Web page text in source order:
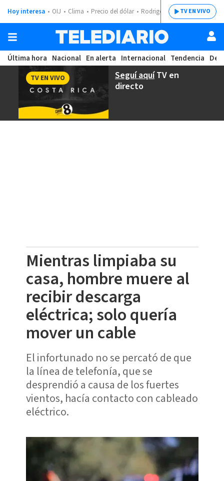
Hoy interesa OIJ Clima Precio del dólar Rodrigo ChavesTV EN VIVO
Última hora Nacional En alerta Internacional Tendencia
Seguí aquíTV en
directo
TV EN VIVO
Mientras limpiaba su
casa, hombre muere al
recibir descarga
eléctrica; solo quería
mover un cable
El infortunado no se percató de que
la línea de telefonía, que se
desprendió a causa de los fuertes
vientos, hacía contacto con cableado
eléctrico.